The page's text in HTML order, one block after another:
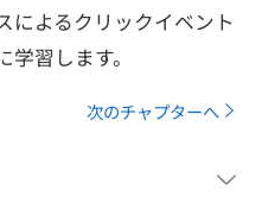
によるクリックイベント
習します。
次のチャプターへ